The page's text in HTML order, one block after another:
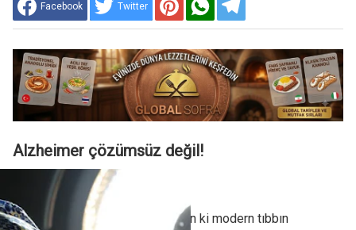
Facebook Twitter
Alzheimer çözümsüz değil!
Pes etmeyin!
Efendim, Tanrıya şükürler olsun ki modern tıbbın